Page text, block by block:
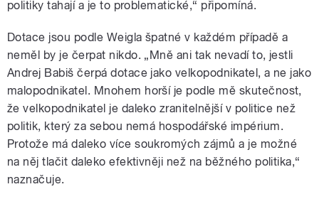
politiky tahají a je to problematické,“ připomíná.
Dotace jsou podle Weigla špatné v každém případě a
neměl by je čerpat nikdo. „Mně ani tak nevadí to, jestli
Andrej Babiš čerpá dotace jako velkopodnikatel, a ne jako
malopodnikatel. Mnohem horší je podle mě skutečnost,
že velkopodnikatel je daleko zranitelnější v politice než
politik, který za sebou nemá hospodářské impérium.
Protože má daleko více soukromých zájmů a je možné
na něj tlačit daleko efektivněji než na běžného politika,“
naznačuje.